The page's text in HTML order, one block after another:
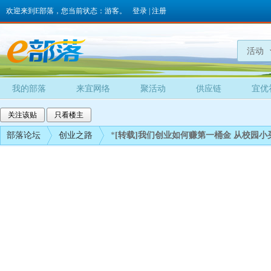
欢迎来到E部落，您当前状态：游客。 登录 注册
活动
我的部落 来宜网络 聚活动 供应链 宜优
关注该贴 只看楼主
部落论坛 创业之路 * [转载] 我们创业如何赚第一桶金 从校园小